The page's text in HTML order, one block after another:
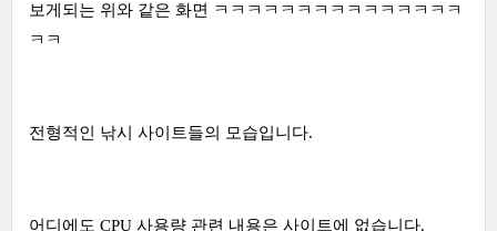
보게되는 위와 같은 화면 ㅋㅋㅋㅋㅋㅋㅋㅋㅋㅋㅋㅋㅋㅋㅋ
ㅋㅋ
전형적인 낚시 사이트들의 모습입니다.
어디에도 CPU 사용량 관련 내용은 사이트에 없습니다.